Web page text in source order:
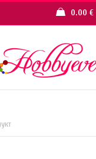
0.00€